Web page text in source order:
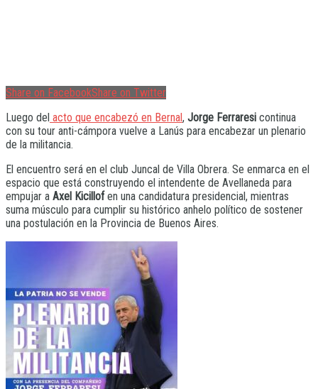
Share on FacebookShare on Twitter
Luego del acto que encabezó en Bernal, Jorge Ferraresi continua
con su tour anti-cámpora vuelve a Lanús para encabezar un plenario
de la militancia.
El encuentro será en el club Juncal de Villa Obrera. Se enmarca en el
espacio que está construyendo el intendente de Avellaneda para
empujar a Axel Kicillofen una candidatura presidencial, mientras
suma músculo para cumplir su histórico anhelo político de sostener
una postulación en la Provincia de Buenos Aires.